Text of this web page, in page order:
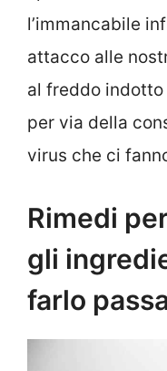
l’immancabile
attacco alle
al freddo
per via della
virus che ci
Rimedi
gli
farlo